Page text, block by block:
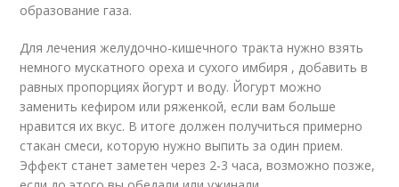
образование газа.
Для лечения желудочно-кишечного тракта нужно взять
немного мускатного ореха и сухого имбиря , добавить в
равных пропорциях йогурт и воду. Йогурт можно
заменить кефиром или ряженкой, если вам больше
нравится их вкус. В итоге должен получиться примерно
стакан смеси, которую нужно выпить за один прием.
Эффект станет заметен через 2-3 часа, возможно позже,